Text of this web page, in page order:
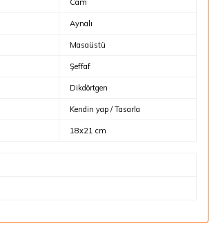
Aynalı
Masaüstü
Şeffaf
Dikdörtgen
Kendin yap / Tasarla
18x21 cm